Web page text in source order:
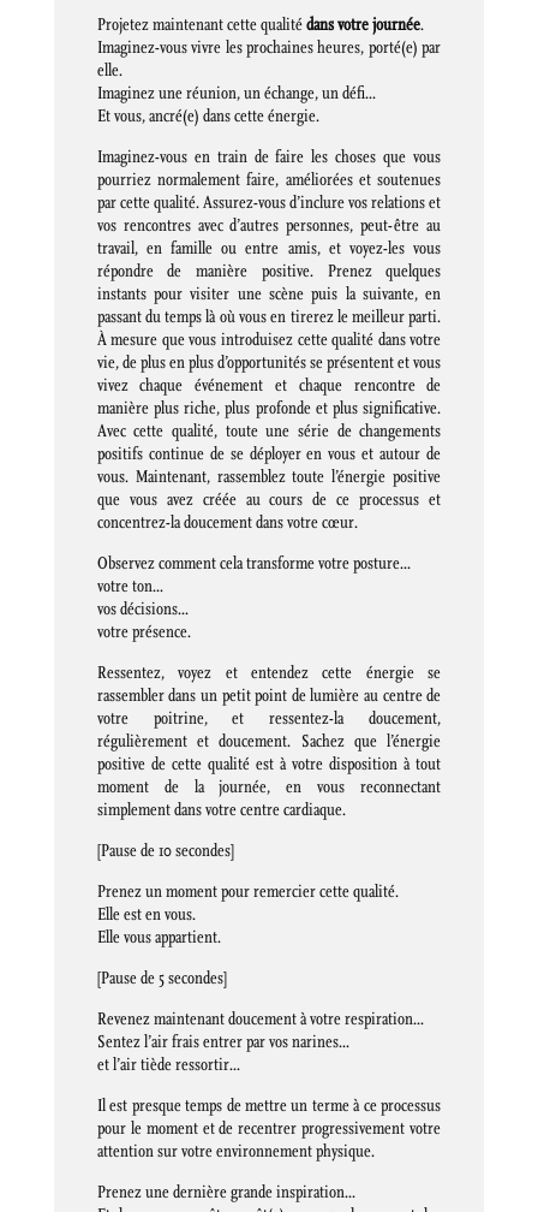
Projetez maintenant cette qualitédans votre journée.
Imaginez-vous vivre les prochaines heures, porté(e) par
elle.
Imaginez une réunion, un échange, un défi…
Et vous, ancré(e) dans cette énergie.
Imaginez-vous en train de faire les choses que vous
pourriez normalement faire, améliorées et soutenues
par cette qualité. Assurez-vous d’inclure vos relations et
vos rencontres avec d’autres personnes, peut-être au
travail, en famille ou entre amis, et voyez-les vous
répondre de manière positive. Prenez quelques
instants pour visiter une scène puis la suivante, en
passant du temps là où vous en tirerez le meilleur parti.
À mesure que vous introduisez cette qualité dans votre
vie, de plus en plus d’opportunités se présentent et vous
vivez chaque événement et chaque rencontre de
manière plus riche, plus profonde et plus significative.
Avec cette qualité, toute une série de changements
positifs continue de se déployer en vous et autour de
vous. Maintenant, rassemblez toute l’énergie positive
que vous avez créée au cours de ce processus et
concentrez-la doucement dans votre cœur.
Observez comment cela transforme votre posture…
votre ton…
vos décisions…
votre présence.
Ressentez, voyez et entendez cette énergie se
rassembler dans un petit point de lumière au centre de
votre poitrine, et ressentez-la doucement,
régulièrement et doucement. Sachez que l’énergie
positive de cette qualité est à votre disposition à tout
moment de la journée, en vous reconnectant
simplement dans votre centre cardiaque.
[Pause de 10 secondes]
Prenez un moment pour remercier cette qualité.
Elle est en vous.
Elle vous appartient.
[Pause de 5 secondes]
Revenez maintenant doucement à votre respiration…
Sentez l’air frais entrer par vos narines…
et l’air tiède ressortir…
Il est presque temps de mettre un terme à ce processus
pour le moment et de recentrer progressivement votre
attention sur votre environnement physique.
Prenez une dernière grande inspiration…